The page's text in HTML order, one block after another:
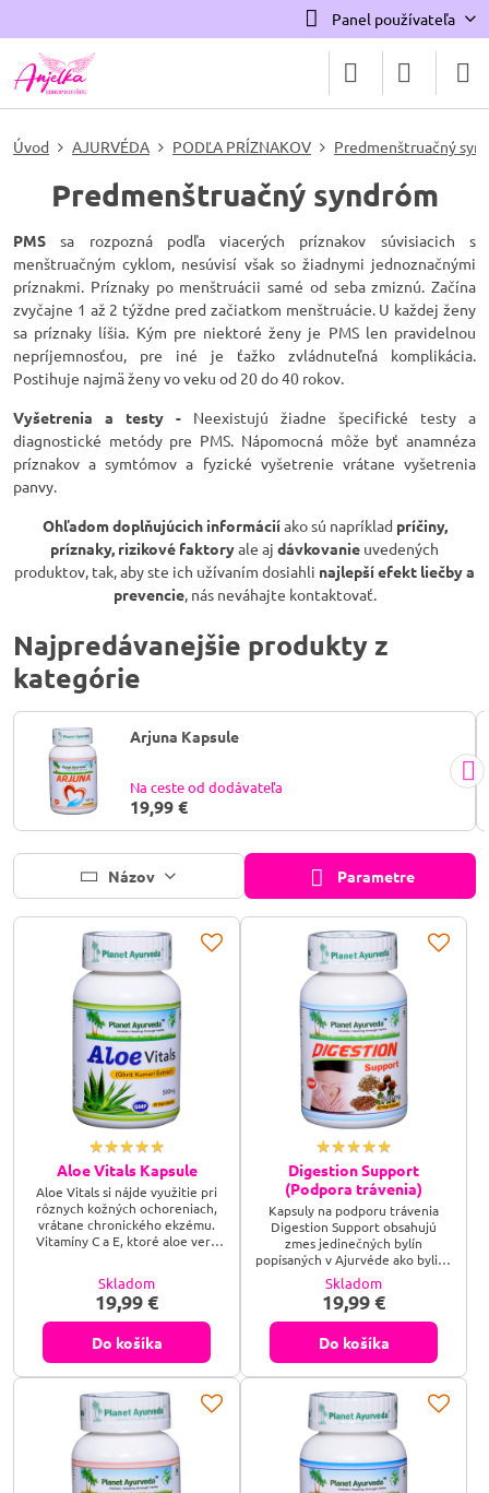
Panel používateľa
Úvod AJURVÉDA PODĽA PRÍZNAKOV Predmenštruačný
Predmenštruačný syndróm
PMS sa rozpozná podľa viacerých príznakov súvisiacich s
menštruačným cyklom, nesúvisí však so žiadnymi jednoznačnými
príznakmi. Príznaky po menštruácii samé od seba zmiznú. Začína
zvyčajne 1 až 2 týždne pred začiatkom menštruácie. U každej ženy
sa príznaky líšia. Kým pre niektoré ženy je PMS len pravidelnou
nepríjemnosťou, pre iné je ťažko zvládnuteľná komplikácia.
Postihuje najmä ženy vo veku od 20 do 40 rokov.
Vyšetrenia a testy - Neexistujú žiadne špecifické testy a
diagnostické metódy pre PMS. Nápomocná môže byť anamnéza
príznakov a symtómov a fyzické vyšetrenie vrátane vyšetrenia
panvy.
Ohľadom doplňujúcich informáciíako sú napríklad príčiny,
príznaky, rizikové faktoryale aj dávkovanie uvedených
produktov, tak, aby ste ich užívaním dosiahli najlepší efekt liečby a
prevencie, nás neváhajte kontaktovať.
Najpredávanejšie produkty z
kategórie
Arjuna Kapsule
Na ceste od dodávateľa
19,99 €
Názov Parametre
Aloe Vitals Kapsule
Aloe Vitals si nájde využitie pri
rôznych kožných ochoreniach,
vrátane chronického ekzému.
Vitamíny C a E, ktoré aloe vera
sprevádza mnohé kožné
ochorenia. Pomáha zvlhčovať
pokožku – udržiava suchú kožu
dostatočne hydratovanú.
Podporuje zdravú obnovu kože a
obrannú bariéru.
Skladom
19,99 €
Do košíka
Digestion Support
(Podpora trávenia)
Kapsuly na podporu trávenia
Digestion Support obsahujú
zmes jedinečných bylín
popísaných v Ajurvéde ako byliny
s najlepším účinkom na trávenie.
Byliny ako Haritaky, Fenikel,
Rasca, Piepor udržiavajú
prirodzenú PH rovnováhu v
žalúdku a pomáhajú s trávením
všetkých typov jedla. Tieto byliny
spolu synergicky pôsobia a
regulujú kyslosť, nadúvanie ako aj
zápchu. Toto sú zložité tráviace
problémy,...
Skladom
19,99 €
Do košíka